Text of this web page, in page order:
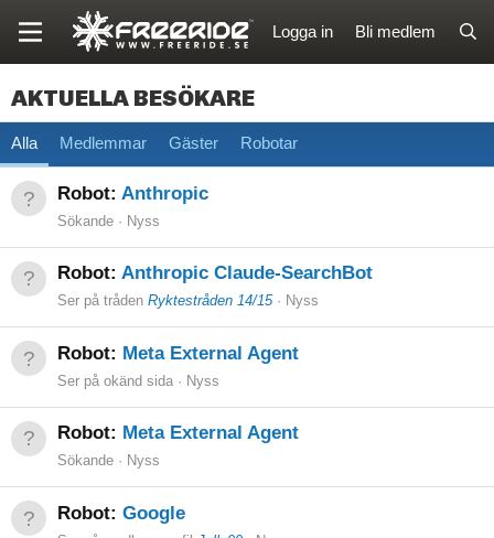
Logga in Bli medlem
AKTUELLA BESÖKARE
Alla Medlemmar Gäster Robotar
Robot: Anthropic
Sökande Nyss
Robot: Anthropic Claude-SearchBot
Ser på tråden Ryktestråden 14/15 Nyss
Robot: Meta External Agent
Ser på okänd sida Nyss
Robot: Meta External Agent
Sökande Nyss
Robot: Google